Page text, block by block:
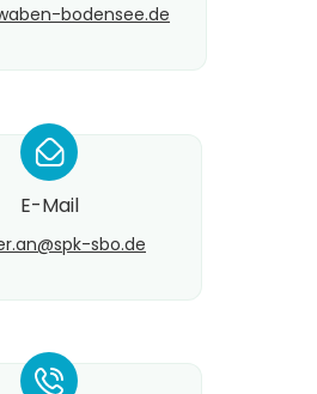
bodensee.de
*
E-Mail
sbo.de
*